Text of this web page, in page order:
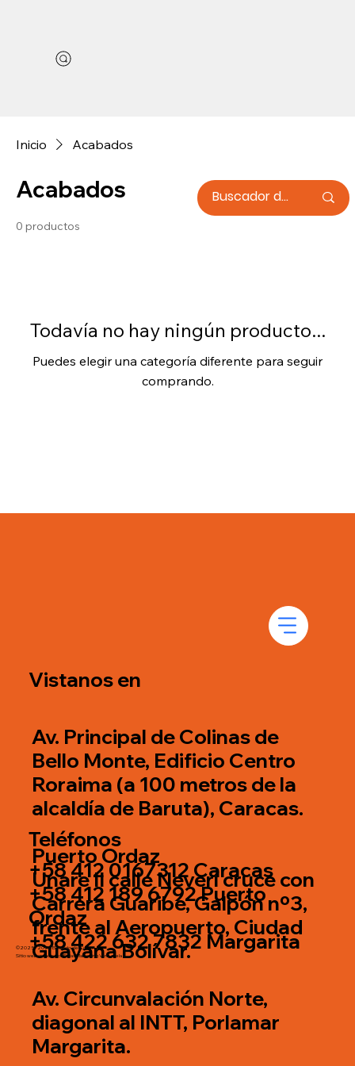
Inicio Acabados
Acabados
0 productos
Todavía no hay ningún producto...
Puedes elegir una categoría diferente para seguir
comprando.
Vistanos en
Av. Principal de Colinas de
Bello Monte, Edificio Centro
Roraima (a 100 metros de la
alcaldía de Baruta), Caracas.
Puerto Ordaz
Unare II calle Neverí cruce con
Carrera Guaribe, Galpón nº3,
frente al Aeropuerto, Ciudad
Guayana Bolívar.
Av. Circunvalación Norte,
diagonal al INTT, Porlamar
Margarita.
©2025 - 2026 El Mundo del Color.
Sitio web creado porFidias Marketing Venezuela
Teléfonos
+58 412 0167312 Caracas
+58 412 189 6792 Puerto
Ordaz
+58 422 632 7832 Margarita